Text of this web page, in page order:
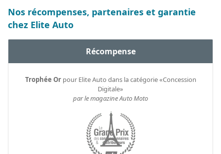
Nos récompenses, partenaires et garantie
chez Elite Auto
Récompense
Trophée Orpour Elite Auto dans la catégorie «Concession
Digitale»
par le magazine Auto Moto